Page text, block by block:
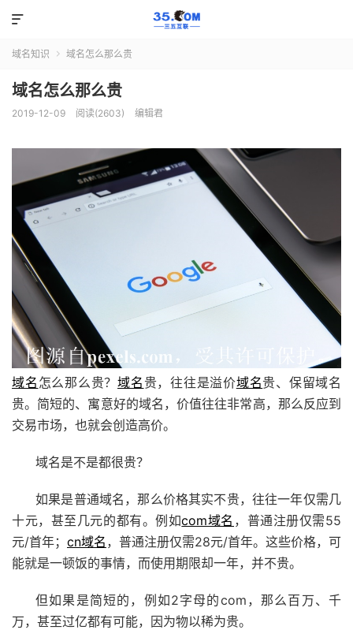

域名知识  域名怎么那么贵
域名怎么那么贵
2019-12-09 阅读(2603) 编辑君
域名 怎么那么贵？ 域名 贵，往往是溢价域名贵、保留域名
贵。简短的、寓意好的域名，价值往往非常高，那么反应到
交易市场，也就会创造高价。
域名是不是都很贵？
如果是普通域名，那么价格其实不贵，往往一年仅需几
十元，甚至几元的都有。例如com域名 ，普通注册仅需55
元/首年； cn域名 ，普通注册仅需28元/首年。这些价格，可
能就是一顿饭的事情，而使用期限却一年，并不贵。
但如果是简短的，例如2字母的com，那么百万、千
万，甚至过亿都有可能，因为物以稀为贵。